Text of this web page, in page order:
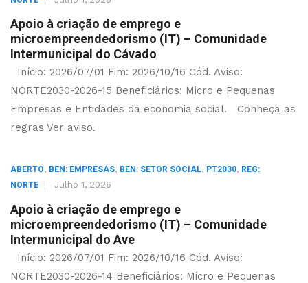
Apoio à criação de emprego e
microempreendedorismo (IT) – Comunidade
Intermunicipal do Cávado
Início: 2026/07/01 Fim: 2026/10/16 Cód. Aviso:
NORTE2030-2026-15 Beneficiários: Micro e Pequenas
Empresas e Entidades da economia social. Conheça as
regras Ver aviso.
ABERTO, BEN: EMPRESAS, BEN: SETOR SOCIAL, PT2030, REG:
NORTE
Julho 1, 2026
Apoio à criação de emprego e
microempreendedorismo (IT) – Comunidade
Intermunicipal do Ave
Início: 2026/07/01 Fim: 2026/10/16 Cód. Aviso:
NORTE2030-2026-14 Beneficiários: Micro e Pequenas